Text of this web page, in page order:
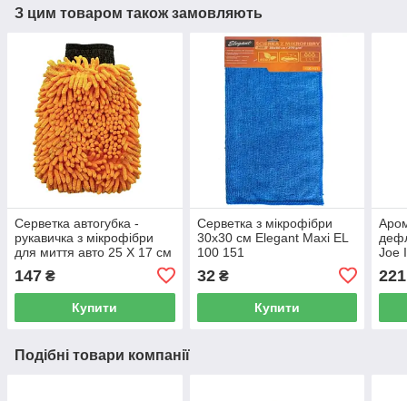
З цим товаром також замовляють
Серветка автогубка -
рукавичка з мікрофібри
для миття авто 25 Х 17 см
Elegant Maxi EL 100 153
147 ₴
Купити
Серветка з мікрофібри
30x30 см Elegant Maxi EL
100 151
32₴
Купити
Joe
221
Подібні товари компанії